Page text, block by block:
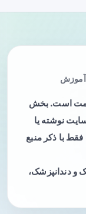
آموزش
است. بخش
نوشته یا
با ذکر منبع
و دندانپزشک،